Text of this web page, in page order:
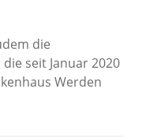
die
die seit Januar 2020
Werden